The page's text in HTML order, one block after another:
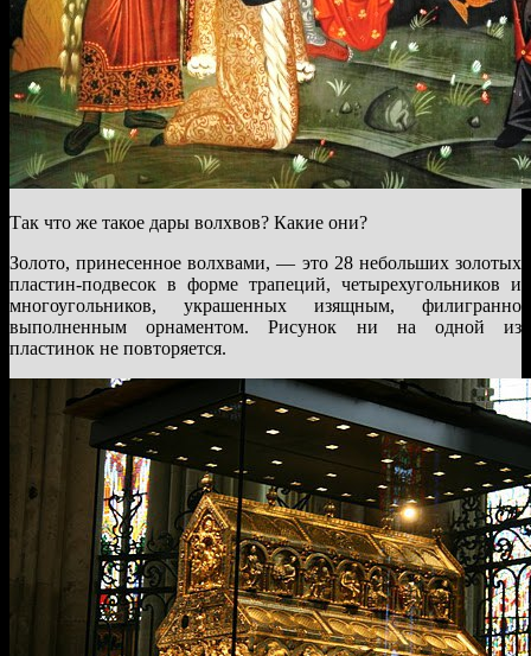
Так что же такое дары волхвов? Какие они?
Золото, принесенное волхвами, — это 28 небольших золотых
пластин-подвесок в форме трапеций, четырехугольников и
многоугольников, украшенных изящным, филигранно
выполненным орнаментом. Рисунок ни на одной из
пластинок не повторяется.